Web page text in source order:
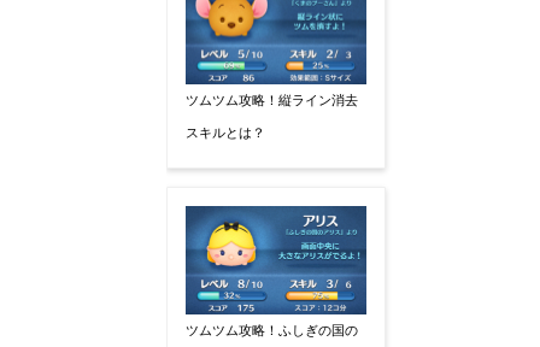
ツムツム攻略！縦ライン消去
スキルとは？
ツムツム攻略！ふしぎの国の